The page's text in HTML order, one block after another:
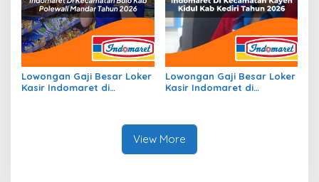
Lowongan Gaji Besar Loker
Kasir Indomaret di
Lowongan Gaji Besar Loker
Kasir Indomaret di
View More